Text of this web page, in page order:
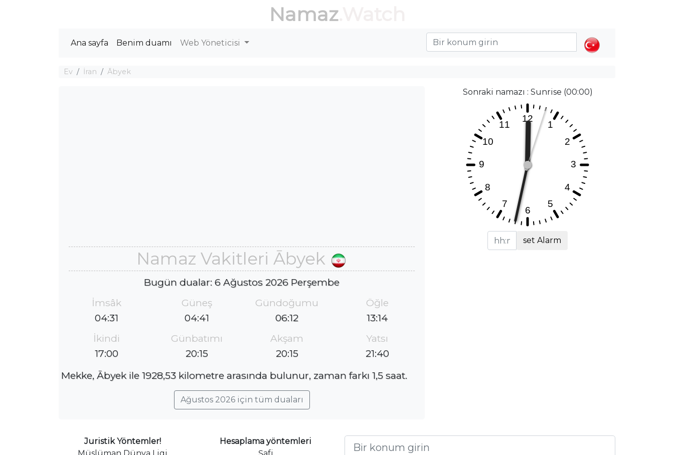
Namaz.Watch
Ana sayfa Benim duamı Web Yöneticisi
Ev İran Ābyek
Namaz Vakitleri Ābyek
Bugün dualar: 6 Ağustos 2026 Perşembe
İmsâk
04:31
Güneş
04:41
Gündoğumu
06:12
Öğle
13:14
İkindi
17:00
Günbatımı
20:15
Akşam
20:15
Yatsı
21:40
Mekke, Ābyek ile 1928,53 kilometre arasında bulunur, zaman farkı 1,5 saat.
Ağustos 2026 için tüm duaları
Sonraki namazı : Sunrise (00:00)
set Alarm
Juristik Yöntemler!
Müslüman Dünya Ligi
Hesaplama yöntemleri
Şafi